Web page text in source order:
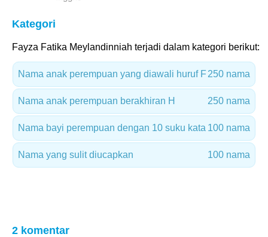
Kategori
Fayza Fatika Meylandinniah terjadi dalam kategori berikut:
Nama anak perempuan yang diawali huruf F250 nama
Nama anak perempuan berakhiran H 250 nama
Nama bayi perempuan dengan 10 suku kata 100 nama
Nama yang sulit diucapkan 100 nama
2 komentar